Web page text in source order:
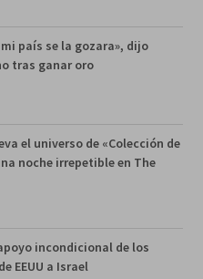
país se la gozara», dijo
tras ganar oro
el universo de «Colección de
noche irrepetible en The
incondicional de los
EEUU a Israel